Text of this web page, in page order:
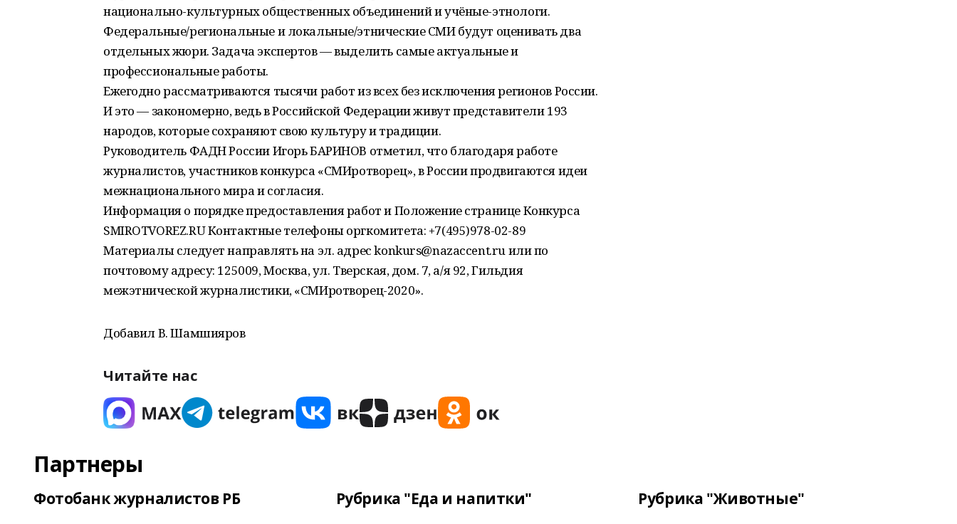
национально-культурных общественных объединений и учёные-этнологи.
Федеральные/региональные и локальные/этнические СМИ будут оценивать два
отдельных жюри. Задача экспертов ― выделить самые актуальные и
профессиональные работы.
Ежегодно рассматриваются тысячи работ из всех без исключения регионов России.
И это ― закономерно, ведь в Российской Федерации живут представители 193
народов, которые сохраняют свою культуру и традиции.
Руководитель ФАДН России Игорь БАРИНОВ отметил, что благодаря работе
журналистов, участников конкурса «СМИротворец», в России продвигаются идеи
межнационального мира и согласия.
Информация о порядке предоставления работ и Положение странице Конкурса
SMIROTVOREZ.RU Контактные телефоны оргкомитета: +7(495)978-02-89
Материалы следует направлять на эл. адрес konkurs@nazaccent.ru или по
почтовому адресу: 125009, Москва, ул. Тверская, дом. 7, а/я 92, Гильдия
межэтнической журналистики, «СМИротворец-2020».
Добавил В. Шамшияров
Читайте нас
Партнеры
Фотобанк журналистов РБ Рубрика "Еда и напитки" Рубрика "Животные"